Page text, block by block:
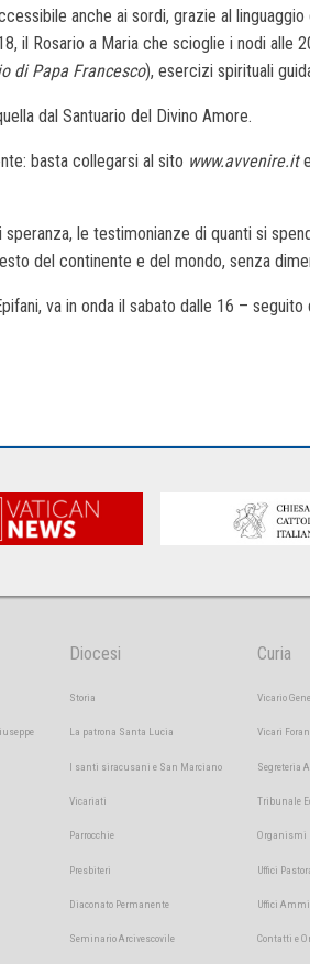
anche ai sordi, grazie al linguaggio
il Rosario a Maria che scioglie i nodi alle
di Papa Francesco), esercizi spirituali
dal Santuario del Divino Amore.
basta collegarsi al sito www.avvenire.it
le testimonianze di quanti si
del continente e del mondo, senza
va in onda il sabato dalle 16 –
Diocesi
Storia
La patrona Santa Lucia
I santi siracusani e San Marciano
Vicariati
Parrocchie
Presbiteri
Diaconato Permanente
Seminario Arcivescovile
Curia
Vicario
Vicari
Segreteria
Tribunale
Organismi
Uffici
Uffici
Contatti e